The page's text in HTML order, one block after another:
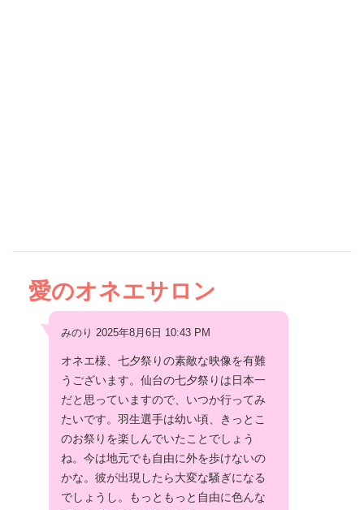
愛のオネエサロン
みのり 2025年8月6日 10:43 PM
オネエ様、七夕祭りの素敵な映像を有難
うございます。仙台の七夕祭りは日本一
だと思っていますので、いつか行ってみ
たいです。羽生選手は幼い頃、きっとこ
のお祭りを楽しんでいたことでしょう
ね。今は地元でも自由に外を歩けないの
かな。彼が出現したら大変な騒ぎになる
でしょうし。もっともっと自由に色んな